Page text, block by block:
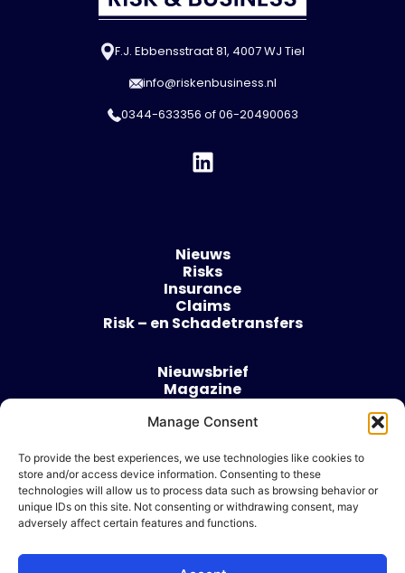
Manage Consent
To provide the best experiences, we use technologies like cookies to
store and/or access device information. Consenting to these
technologies will allow us to process data such as browsing behavior or
unique IDs on this site. Not consenting or withdrawing consent, may
adversely affect certain features and functions.
F.J. Ebbensstraat 81, 4007 WJ Tiel
info@riskenbusiness.nl
0344-633356 of06-20490063
Nieuws
Risks
Insurance
Claims
Risk – en Schadetransfers
Nieuwsbrief
Magazine
Over
Algemene voorwaarden
Cookie beleid